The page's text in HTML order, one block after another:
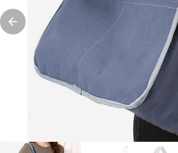
Previous slide